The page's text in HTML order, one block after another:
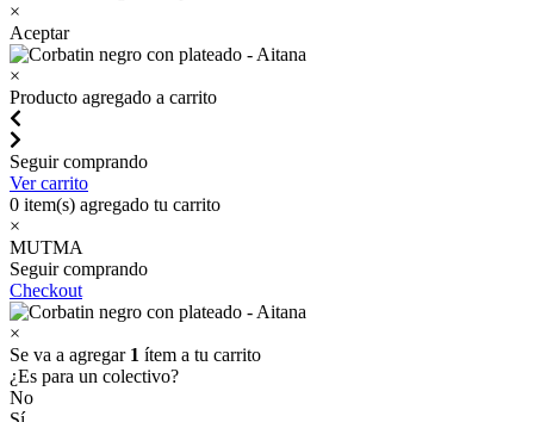
×
Aceptar
×
Producto agregado a carrito
Seguir comprando
Ver carrito
0 item(s) agregado tu carrito
×
MUTMA
Seguir comprando
Checkout
×
Se va a agregar 1 ítem a tu carrito
¿Es para un colectivo?
No